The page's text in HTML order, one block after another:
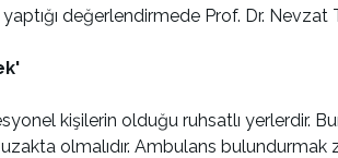
değerlendirmede Prof. Dr. Nevzat
kişilerin olduğu ruhsatlı yerlerdir.
olmalıdır. Ambulans